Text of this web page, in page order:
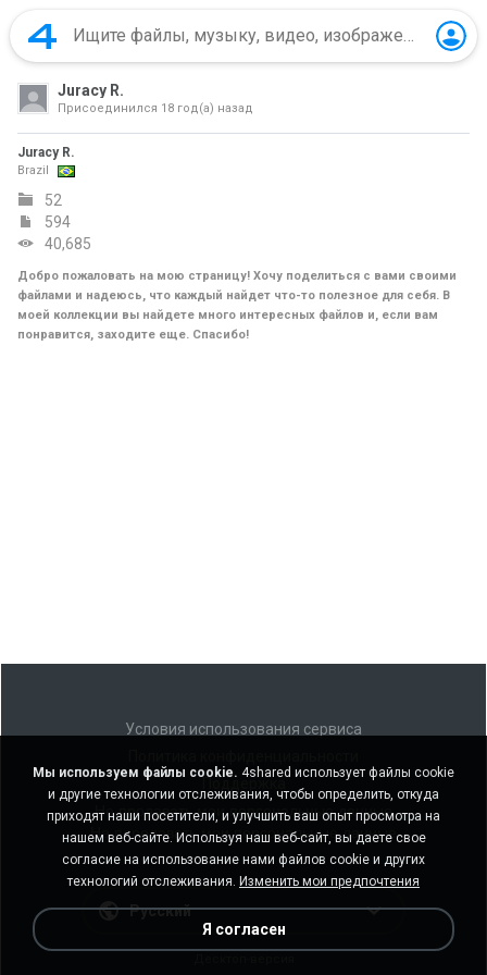
Juracy R.
Присоединился 18 год(а) назад
Juracy R.
Brazil
52
594
40,685
Добро пожаловать на мою страницу! Хочу поделиться с вами своими
файлами и надеюсь, что каждый найдет что-то полезное для себя. В
моей коллекции вы найдете много интересных файлов и, если вам
понравится, заходите еще. Спасибо!
Условия использования сервиса
Не продавать мои персональные данные
Не передавать мои персональные данные
Русский
Мы используем файлы cookie. 4shared использует файлы cookie
и другие технологии отслеживания, чтобы определить, откуда
приходят наши посетители, и улучшить ваш опыт просмотра на
нашем веб-сайте. Используя наш веб-сайт, вы даете свое
согласие на использование нами файлов cookie и других
технологий отслеживания. Изменить мои предпочтения
Я согласен